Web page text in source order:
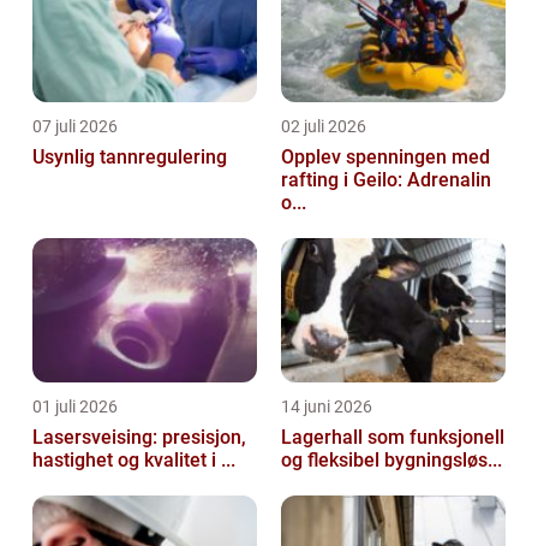
07 juli 2026
Usynlig tannregulering
02 juli 2026
Opplev spenningen med
rafting i Geilo: Adrenalin
o...
01 juli 2026
Lasersveising: presisjon,
hastighet og kvalitet i ...
14 juni 2026
Lagerhall som funksjonell
og fleksibel bygningsløs...